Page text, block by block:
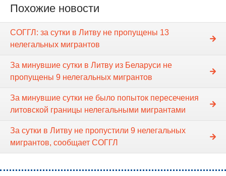
Похожие новости
СОГГЛ: за сутки в Литву не пропущены 13
нелегальных мигрантов
За минувшие сутки в Литву из Беларуси не
пропущены 9 нелегальных мигрантов
За минувшие сутки не было попыток пересечения
литовской границы нелегальными мигрантами
За сутки в Литву не пропустили 9 нелегальных
мигрантов, сообщает СОГГЛ